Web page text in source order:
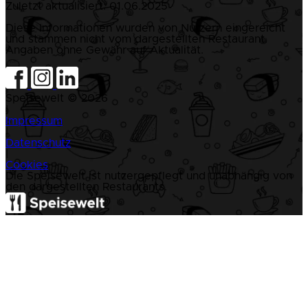
Zuletzt aktualisiert: 01.06.2025
Diese Informationen wurden von Nutzern eingereicht
und stammen nicht vom dargestellten Restaurant.
Angaben ohne Gewähr auf Aktualität.
Speisewelt © 2026
Impressum
Datenschutz
Cookies
Die Speisewelt ist nutzergepflegt und unabhängig von
den dargestellten Restaurants.